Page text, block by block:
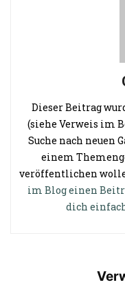
Dieser Beitrag
(siehe Verweis im
Suche nach neuen
einem
veröffentlichen
im Blog einen
dich